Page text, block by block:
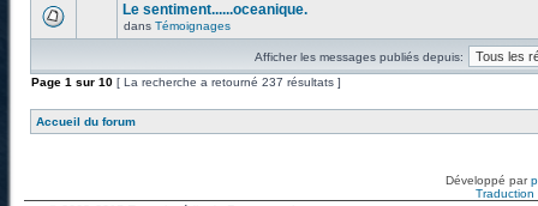
Le sentiment......oceanique.
dans Témoignages
Afficher les messages publiés depuis:
Page 1 sur 10 [ La recherche a retourné 237 résultats ]
Accueil du forum
Développé par
Traduction